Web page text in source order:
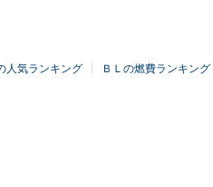
人気ランキング ＢＬの燃費ランキング